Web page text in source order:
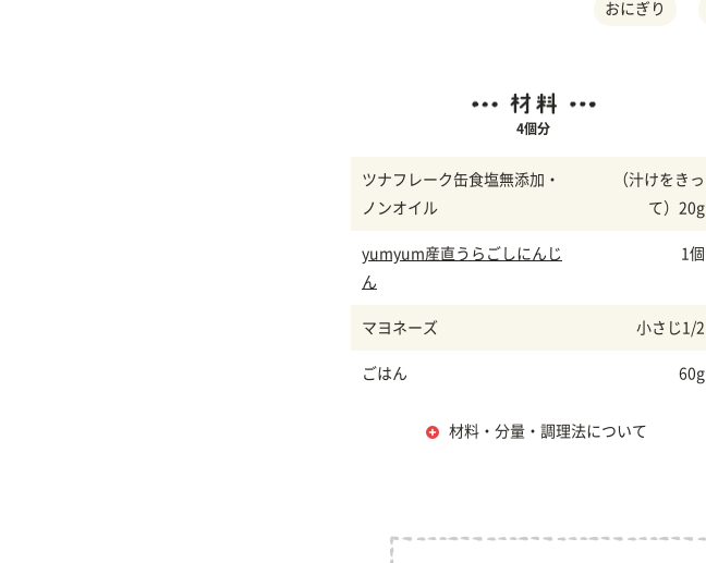
おにぎり
4個分
ツナフレーク缶食塩無添加・
ノンオイル
（汁けをきっ
て）20g
yumyum産直うらごしにんじ
ん
1個
マヨネーズ 小さじ1/2
ごはん 60g
材料・分量・調理法について